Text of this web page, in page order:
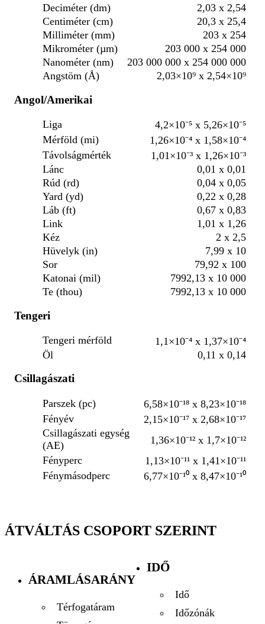
Deciméter (dm)
2,03 x 2,54
Centiméter (cm)
20,3 x 25,4
Milliméter (mm)
203 x 254
Mikrométer (µm)
203 000 x 254 000
Nanométer (nm)
203 000 000 x 254 000 000
Angstöm (Å)
2,03×10⁹ x 2,54×10⁹
Angol/Amerikai
Liga
4,2×10⁻⁵ x 5,26×10⁻⁵
Mérföld (mi)
1,26×10⁻⁴ x 1,58×10⁻⁴
Távolságmérték
1,01×10⁻³ x 1,26×10⁻³
Lánc
0,01 x 0,01
Rúd (rd)
0,04 x 0,05
Yard (yd)
0,22 x 0,28
Láb (ft)
0,67 x 0,83
Link
1,01 x 1,26
Kéz
2 x 2,5
Hüvelyk (in)
7,99 x 10
Sor
79,92 x 100
Katonai (mil)
7992,13 x 10 000
Te (thou)
7992,13 x 10 000
Tengeri
Tengeri mérföld
1,1×10⁻⁴ x 1,37×10⁻⁴
Öl
0,11 x 0,14
Csillagászati
Parszek (pc)
6,58×10⁻¹⁸ x 8,23×10⁻¹⁸
Fényév
2,15×10⁻¹⁷ x 2,68×10⁻¹⁷
Csillagászati egység
(AE)
1,36×10⁻¹² x 1,7×10⁻¹²
Fényperc
1,13×10⁻¹¹ x 1,41×10⁻¹¹
Fénymásodperc
6,77×10⁻¹⁰ x 8,47×10⁻¹⁰
ÁTVÁLTÁS CSOPORT SZERINT
ÁRAMLÁSARÁNY
Térfogatáram
IDŐ
Idő
Időzónák